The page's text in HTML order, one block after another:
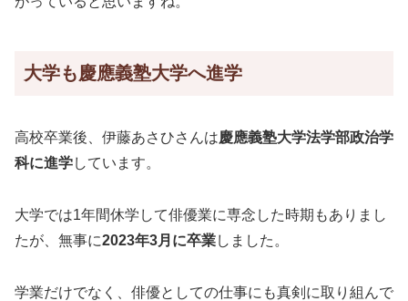
大学も慶應義塾大学へ進学
高校卒業後、伊藤あさひさんは慶應義塾大学法学部政治学
科に進学しています。
大学では1年間休学して俳優業に専念した時期もありまし
たが、無事に2023年3月に卒業しました。
学業だけでなく、俳優としての仕事にも真剣に取り組んで